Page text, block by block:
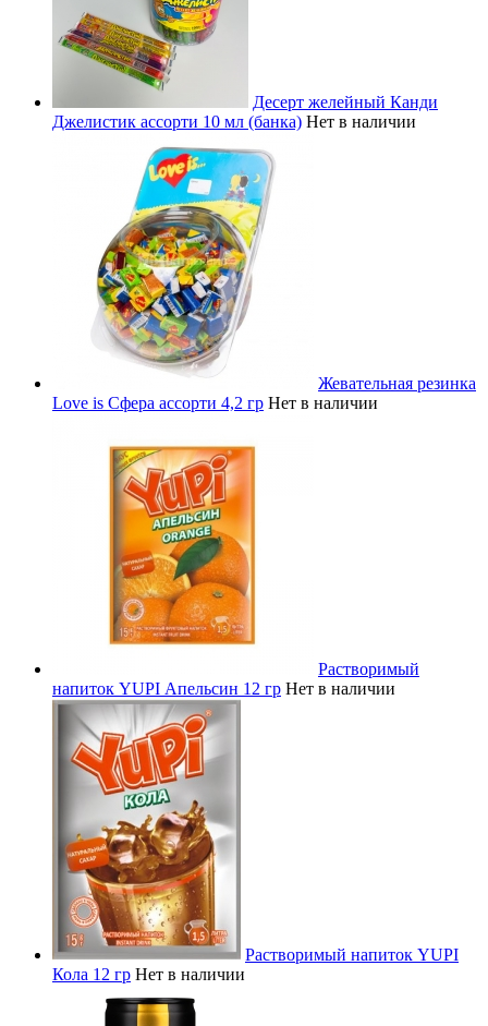
Десерт желейный Канди
Джелистик ассорти 10 мл (банка) Нет в наличии
Жевательная резинка
Love is Сфера ассорти 4,2 гр Нет в наличии
Растворимый
напиток YUPI Апельсин 12 гр Нет в наличии
Растворимый напиток YUPI
Кола 12 гр Нет в наличии